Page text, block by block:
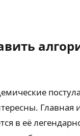
Главная
в её